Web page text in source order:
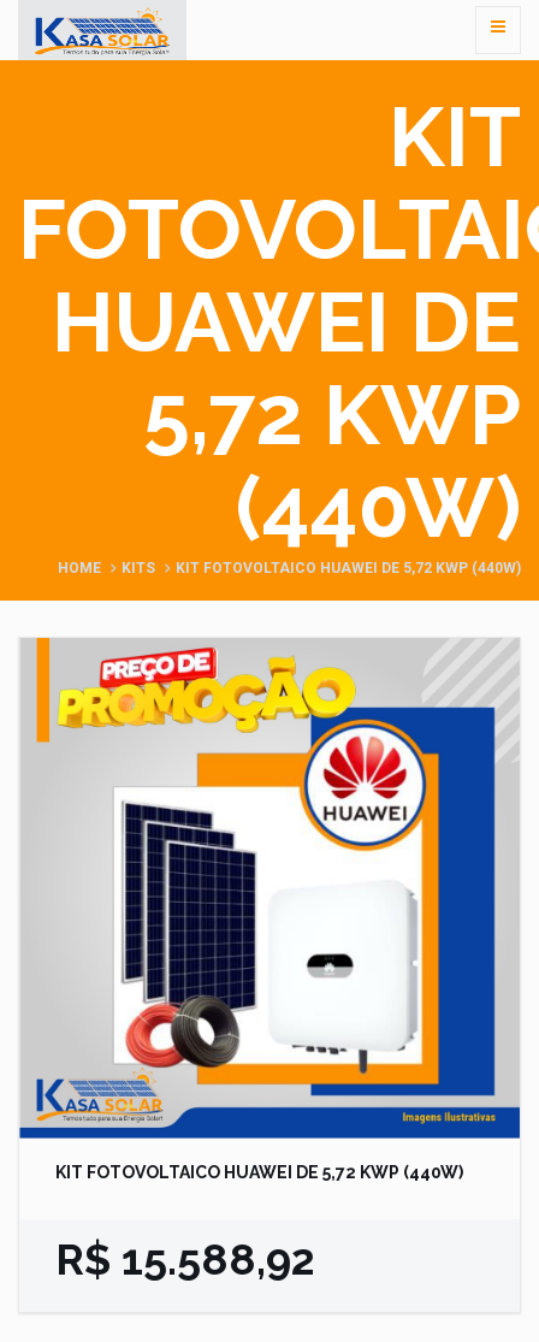
KIT
HUAWEI DE
5,72 KWP
(440W)
HOME KITS KIT FOTOVOLTAICO HUAWEI DE 5,72 KWP (440W)
KIT FOTOVOLTAICO HUAWEI DE 5,72 KWP (440W)
R$ 15.588,92